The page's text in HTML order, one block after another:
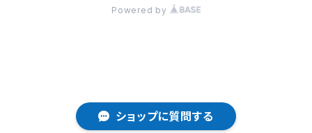
ショップに質問する
Powered by